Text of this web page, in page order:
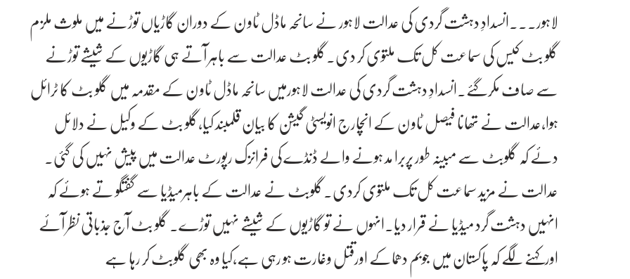
لاہور۔۔۔انسدادِ دہشت گردی کی عدالت لاہور نے سانحہ ماڈل ٹاو ن کے دوران گاڑیاں توڑنے میں ملوث ملزم
گلو بٹ کیس کی سماعت کل تک ملتوی کر دی۔گلو بٹ عدالت سے باہر آتے ہی گاڑیوں کے شیشے توڑنے
سے صاف مکرگئے۔انسدادِ دہشت گردی کی عدالت لاہورمیں سانحہ ماڈل ٹاو ن کے مقدمہ میں گلو بٹ کا ٹرائل
ہوا،عدالت نے تھانا فیصل ٹاو ن کے انچارج انویسٹی گیشن کا بیان قلمبند کیا،گلو بٹ کے وکیل نے دلائل
دئے کہ گلوبٹ سے مبینہ طور پربرا مد ہونے والے ڈنڈے کی فرانزک رپورٹ عدالت میں پیش نہیں کی گئی۔
عدالت نے مزید سماعت کل تک ملتوی کردی۔گلوبٹ نے عدالت کے باہرمیڈیا سے گفتگو تے ہوئے کہ
انہیں دہشت گرد میڈیا نے قرار دیا۔انہوں نے تو گاڑیوں کے شیشے نہیں توڑے۔ گلو بٹ آج جذباتی نظر آئے
اورکہنے لگے کہ پاکستان میں جوبم دھماکے اورقتل وغارت ہو رہی ہے،کیا وہ بھی گلوبٹ کر رہا ہے